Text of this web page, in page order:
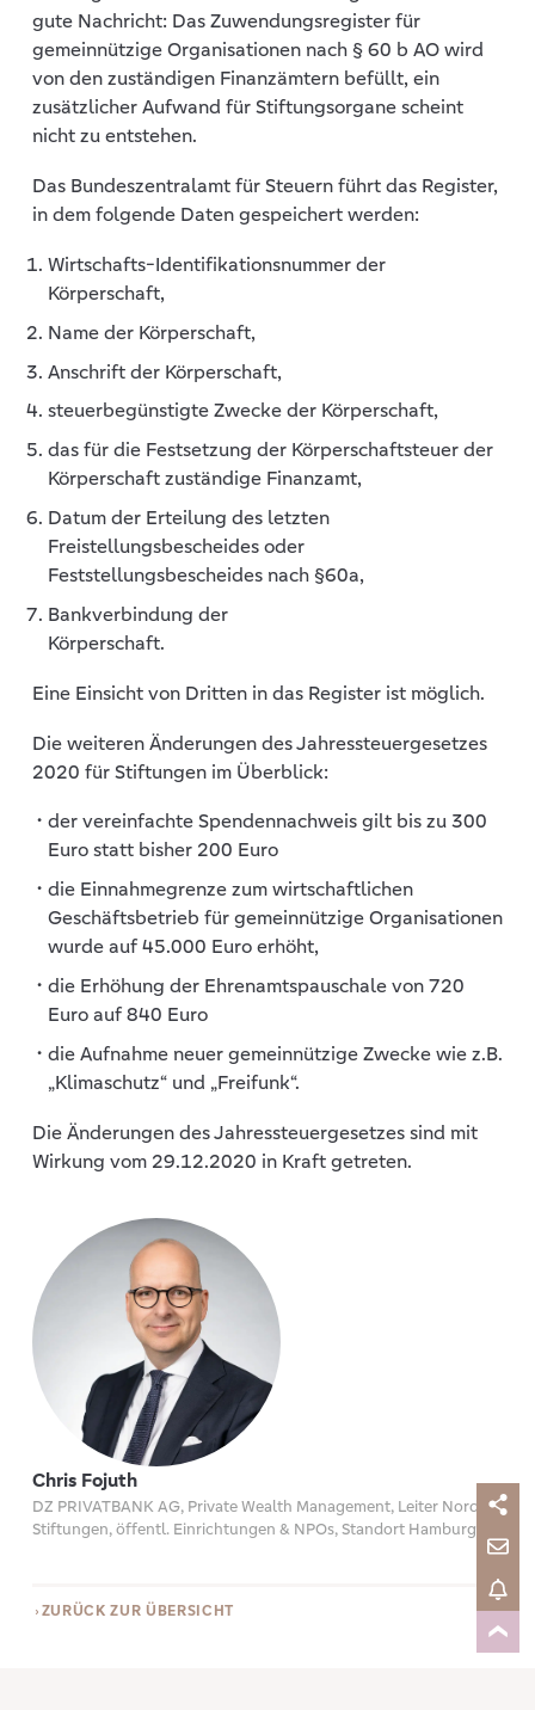
gute Nachricht: Das Zuwendungsregister für
gemeinnützige Organisationen nach § 60 b AO wird
von den zuständigen Finanzämtern befüllt, ein
zusätzlicher Aufwand für Stiftungsorgane scheint
nicht zu entstehen.
Das Bundeszentralamt für Steuern führt das Register,
in dem folgende Daten gespeichert werden:
Wirtschafts-Identifikationsnummer der
Körperschaft,
Name der Körperschaft,
Anschrift der Körperschaft,
steuerbegünstigte Zwecke der Körperschaft,
das für die Festsetzung der Körperschaftsteuer der
Körperschaft zuständige Finanzamt,
Datum der Erteilung des letzten
Freistellungsbescheides oder
Feststellungsbescheides nach §60a,
Bankverbindung der
Eine Einsicht von Dritten in das Register ist möglich.
Die weiteren Änderungen des Jahressteuergesetzes
2020 für Stiftungen im Überblick:
der vereinfachte Spendennachweis gilt bis zu 300
Euro statt bisher 200 Euro
die Einnahmegrenze zum wirtschaftlichen
Geschäftsbetrieb für gemeinnützige Organisationen
wurde auf 45.000 Euro erhöht,
die Erhöhung der Ehrenamtspauschale von 720
Euro auf 840 Euro
die Aufnahme neuer gemeinnützige Zwecke wie z.B.
„Klimaschutz“ und „Freifunk“.
Die Änderungen des Jahressteuergesetzes sind mit
Wirkung vom 29.12.2020 in Kraft getreten.
Chris Fojuth
DZ PRIVATBANK AG, Private Wealth Management, Leiter Nord -
Stiftungen, öffentl. Einrichtungen & NPOs, Standort Hamburg
ZURÜCK ZUR ÜBERSICHT